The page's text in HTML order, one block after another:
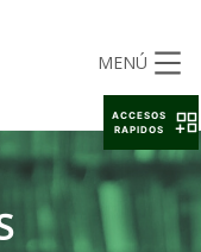
MENÚ
ACCESOS
RAPIDOS